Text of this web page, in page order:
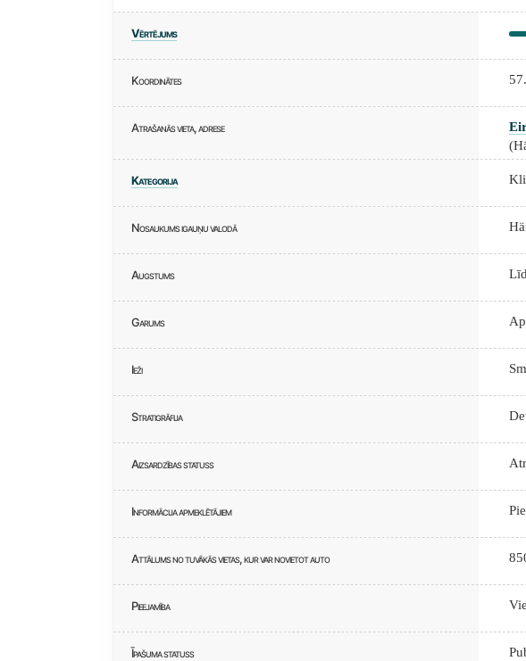
Vērtējums
Koordinātes
Atrašanās vieta, adrese
Kategorija
Nosaukums igauņu valodā
Augstums
Garums
Ieži
Stratigrāfija
Aizsardzības statuss
Informācija apmeklētājiem
Attālums no tuvākās vietas, kur var novietot auto
Pieejamība
Īpašuma statuss